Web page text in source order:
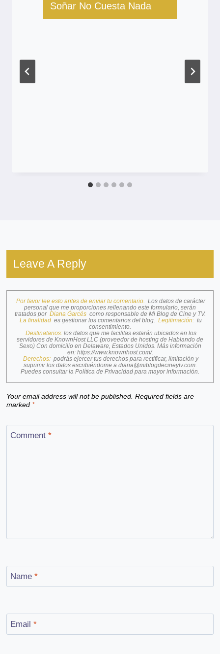
Soñar No Cuesta Nada
Leave A Reply
Por favor lee esto antes de enviar tu comentario. Los datos de carácter
personal que me proporciones rellenando este formulario, serán
tratados por Diana Garcés como responsable de Mi Blog de Cine y TV.
La finalidad es gestionar los comentarios del blog. Legitimación: tu
consentimiento.
Destinatarios: los datos que me facilitas estarán ubicados en los
servidores de KnownHost LLC (proveedor de hosting de Hablando de
Sexo) Con domicilio en Delaware, Estados Unidos. Más información
en: https://www.knownhost.com/.
Derechos: podrás ejercer tus derechos para rectificar, limitación y
suprimir los datos escribiéndome a diana@miblogdecineytv.com.
Puedes consultar la Política de Privacidad para mayor información.
Your email address will not be published. Required fields are
marked *
Comment*
Name*
Email*